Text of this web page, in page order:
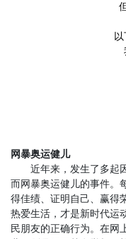
网暴奥运健儿
近年来，发生了多起因
而网暴奥运健儿的事件。
得佳绩、证明自己、赢得
热爱生活，才是新时代运
民朋友的正确行为。在网